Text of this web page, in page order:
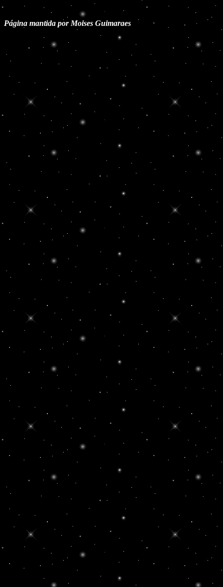
Página mantida por Moises Guimaraes